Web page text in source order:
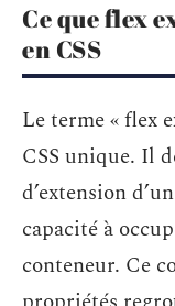
Ce que flex
en CSS
Le terme « flex
CSS unique. Il
d’extension
capacité à
conteneur. Ce